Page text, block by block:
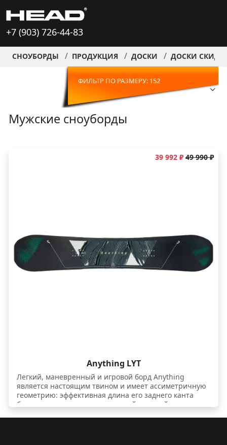
+7 (903) 726-44-83
СНОУБОРДЫ ПРОДУКЦИЯ ДОСКИ ДОСКИ
ФИЛЬТР ПО РАЗМЕРУ: 152
Мужские сноуборды
39 992 ₽ 49 990 ₽
Anything LYT
Легкий, маневренный и игровой борд Anything
является настоящим твином и имеет ассиметричную
геометрию: эффективная длина его заднего канта
больше, чем переднего, и задний средний радиус